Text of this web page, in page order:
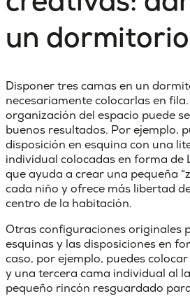
un
Disponertres camas en un
necesariamente colocarlas en
organización del espacio puede
buenos resultados. Por ejemplo,
disposición en esquina con una
individual colocadas en forma de
que ayuda a crear una pequeña
cada niño y ofrece más libertad
centro de la habitación.
Otras configuraciones originales
esquinas y las disposiciones en
caso, por ejemplo, puedes
y una tercera cama individual al
pequeño rincón resguardado